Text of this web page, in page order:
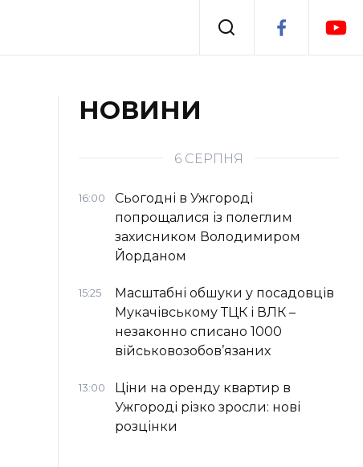
Події
НОВИНИ
6 СЕРПНЯ
16:00
Сьогодні в Ужгороді
попрощалися із полеглим
захисником Володимиром
Йорданом
15:25
Масштабні обшуки у посадовців
Мукачівському ТЦК і ВЛК –
незаконно списано 1000
військовозобов’язаних
13:00
Ціни на оренду квартир в
Ужгороді різко зросли: нові
розцінки